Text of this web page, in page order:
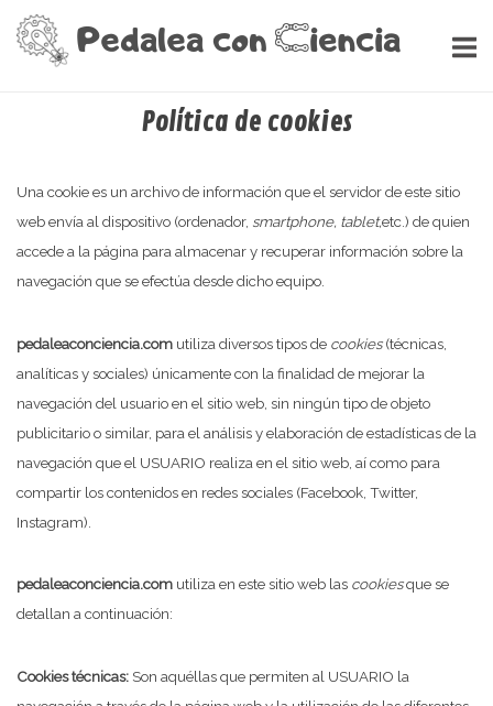
contenido
Inicio
Política de cookies
Una cookie es un archivo de información que el servidor de este sitio
web envía al dispositivo (ordenador, smartphone, tablet,etc.) de quien
accede a la página para almacenar y recuperar información sobre la
navegación que se efectúa desde dicho equipo.
pedaleaconciencia.com utiliza diversos tipos de cookies(técnicas,
analíticas y sociales) únicamente con la finalidad de mejorar la
navegación del usuario en el sitio web, sin ningún tipo de objeto
publicitario o similar, para el análisis y elaboración de estadísticas de la
navegación que el USUARIO realiza en el sitio web, aí como para
compartir los contenidos en redes sociales (Facebook, Twitter,
Instagram).
pedaleaconciencia.com utiliza en este sitio web las cookiesque se
detallan a continuación:
Cookies técnicas: Son aquéllas que permiten al USUARIO la